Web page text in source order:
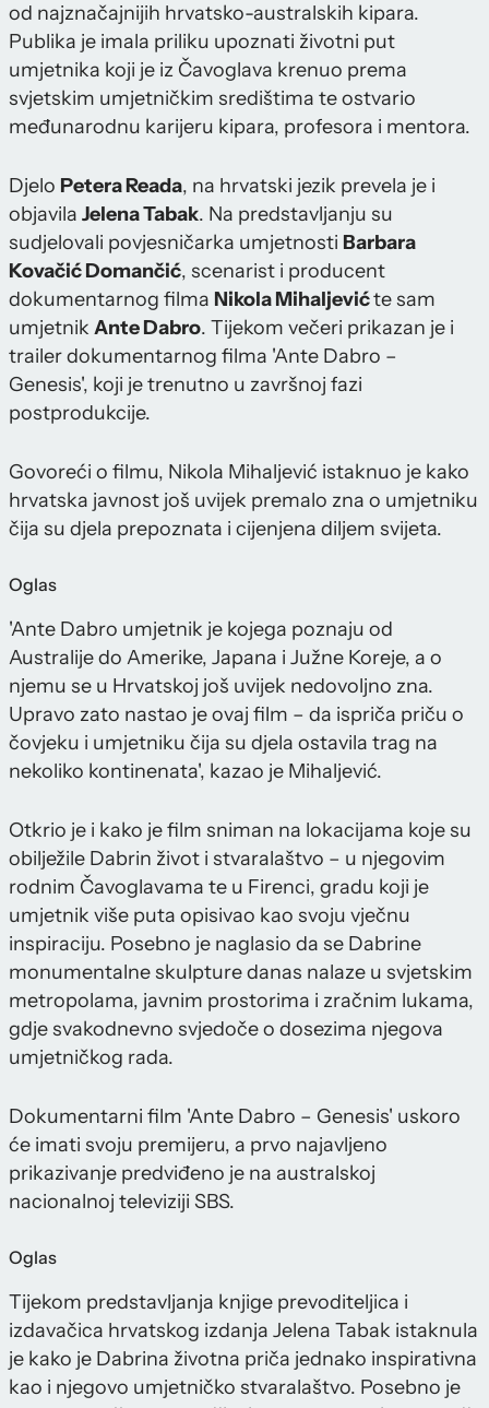
od najznačajnijih hrvatsko-australskih kipara.
Publika je imala priliku upoznati životni put
umjetnika koji je iz Čavoglava krenuo prema
svjetskim umjetničkim središtima te ostvario
međunarodnu karijeru kipara, profesora i mentora.
Djelo Petera Reada, na hrvatski jezik prevela je i
objavila Jelena Tabak. Na predstavljanju su
sudjelovali povjesničarka umjetnosti Barbara
Kovačić Domančić, scenarist i producent
dokumentarnog filma Nikola Mihaljevićte sam
umjetnik Ante Dabro. Tijekom večeri prikazan je i
trailer dokumentarnog filma 'Ante Dabro –
Genesis', koji je trenutno u završnoj fazi
postprodukcije.
Govoreći o filmu, Nikola Mihaljević istaknuo je kako
hrvatska javnost još uvijek premalo zna o umjetniku
čija su djela prepoznata i cijenjena diljem svijeta.
Oglas
'Ante Dabro umjetnik je kojega poznaju od
Australije do Amerike, Japana i Južne Koreje, a o
njemu se u Hrvatskoj još uvijek nedovoljno zna.
Upravo zato nastao je ovaj film – da ispriča priču o
čovjeku i umjetniku čija su djela ostavila trag na
nekoliko kontinenata', kazao je Mihaljević.
Otkrio je i kako je film sniman na lokacijama koje su
obilježile Dabrin život i stvaralaštvo – u njegovim
rodnim Čavoglavama te u Firenci, gradu koji je
umjetnik više puta opisivao kao svoju vječnu
inspiraciju. Posebno je naglasio da se Dabrine
monumentalne skulpture danas nalaze u svjetskim
metropolama, javnim prostorima i zračnim lukama,
gdje svakodnevno svjedoče o dosezima njegova
umjetničkog rada.
Dokumentarni film 'Ante Dabro – Genesis' uskoro
će imati svoju premijeru, a prvo najavljeno
prikazivanje predviđeno je na australskoj
nacionalnoj televiziji SBS.
Oglas
Tijekom predstavljanja knjige prevoditeljica i
izdavačica hrvatskog izdanja Jelena Tabak istaknula
je kako je Dabrina životna priča jednako inspirativna
kao i njegovo umjetničko stvaralaštvo. Posebno je